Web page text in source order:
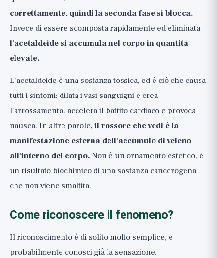
correttamente, quindi la seconda fase si blocca.
Invece di essere scomposta rapidamente ed eliminata,
l'acetaldeide si accumula nel corpo in quantità
elevate.
L'acetaldeide è una sostanza tossica, ed è ciò che causa
tutti i sintomi: dilata i vasi sanguigni e crea
l'arrossamento, accelera il battito cardiaco e provoca
nausea. In altre parole, il rossore che vedi è la
manifestazione esterna dell'accumulo di veleno
all'interno del corpo. Non è un ornamento estetico, è
un risultato biochimico di una sostanza cancerogena
che non viene smaltita.
Come riconoscere il fenomeno?
Il riconoscimento è di solito molto semplice, e
probabilmente conosci già la sensazione.